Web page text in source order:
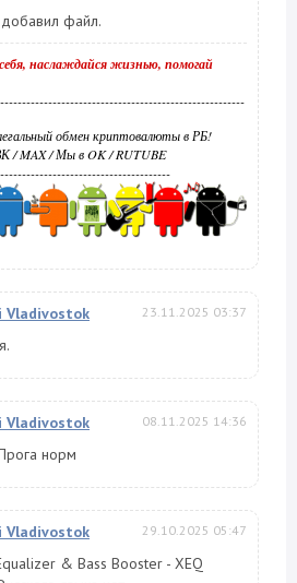
файл.
наслаждайся жизнью, помогай
обмен криптовалюты в РБ!
/MAX/Мы в OK/RUTUBE
Vladivostok 23.11.2025 03:37
Vladivostok 08.11.2025 14:36
норм
Vladivostok 29.10.2025 05:47
& Bass Booster - XEQ